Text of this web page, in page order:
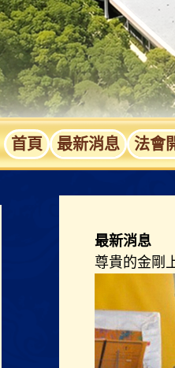
首頁 最新消息 法會
最新消息
尊貴的金剛